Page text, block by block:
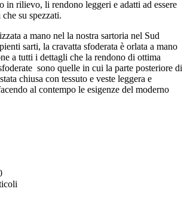
in rilievo, li rendono leggeri e adatti ad essere
su spezzati.
a mano nel la nostra sartoria nel Sud
sarti, la cravatta sfoderata è orlata a mano
a tutti i dettagli che la rendono di ottima
sono quelle in cui la parte posteriore di
chiusa con tessuto e veste leggera e
al contempo le esigenze del moderno